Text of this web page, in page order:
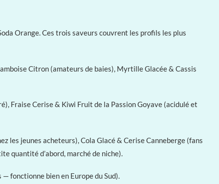
Orange. Ces trois saveurs couvrent les profils les plus
Citron (amateurs de baies), Myrtille Glacée & Cassis
Fraise Cerise & Kiwi Fruit de la Passion Goyave (acidulé et
les jeunes acheteurs), Cola Glacé & Cerise Canneberge (fans
quantité d’abord, marché de niche).
fonctionne bien en Europe du Sud).